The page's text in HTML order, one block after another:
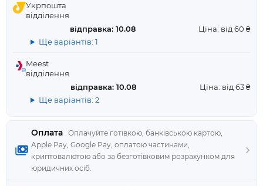
Оплата Оплачуйте готівкою, банківською картою,
Apple Pay, Google Pay, оплатою частинами,
криптовалютою або за безготівковим розрахунком для
юридичних осіб.
Укрпошта
відділення
відправка: 10.08
Ціна: від 60 ₴
Ще варіантів: 1
Meest
відділення
відправка: 10.08
Ціна: від 63 ₴
Ще варіантів: 2